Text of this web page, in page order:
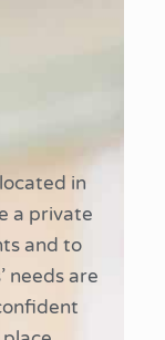
in
a private
and to
needs are